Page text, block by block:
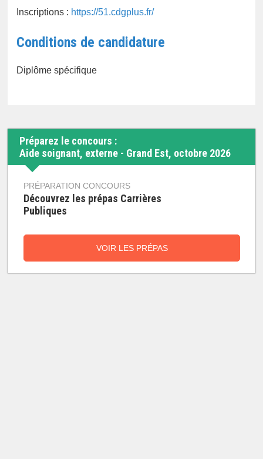
Inscriptions : https://51.cdgplus.fr/
Conditions de candidature
Diplôme spécifique
Préparez le concours :
Aide soignant, externe - Grand Est, octobre 2026
PRÉPARATION CONCOURS
Découvrez les prépas Carrières
Publiques
VOIR LES PRÉPAS